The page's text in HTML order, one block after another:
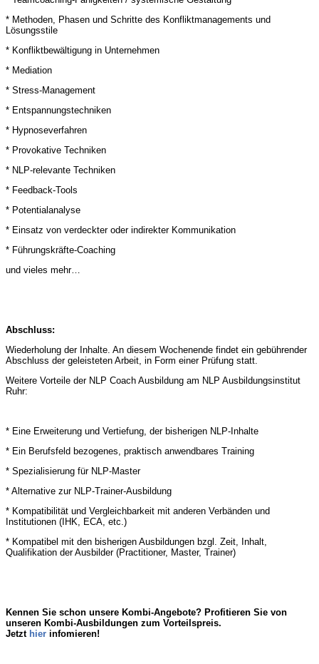
* Methoden, Phasen und Schritte des Konfliktmanagements und
Lösungsstile
* Konfliktbewältigung in Unternehmen
* Mediation
* Stress-Management
* Entspannungstechniken
* Hypnoseverfahren
* Provokative Techniken
* NLP-relevante Techniken
* Feedback-Tools
* Potentialanalyse
* Einsatz von verdeckter oder indirekter Kommunikation
* Führungskräfte-Coaching
und vieles mehr…
Abschluss:
Wiederholung der Inhalte. An diesem Wochenende findet ein gebührender
Abschluss der geleisteten Arbeit, in Form einer Prüfung statt.
Weitere Vorteile der NLP Coach Ausbildung am NLP Ausbildungsinstitut
Ruhr:
* Eine Erweiterung und Vertiefung, der bisherigen NLP-Inhalte
* Ein Berufsfeld bezogenes, praktisch anwendbares Training
* Spezialisierung für NLP-Master
* Alternative zur NLP-Trainer-Ausbildung
* Kompatibilität und Vergleichbarkeit mit anderen Verbänden und
Institutionen (IHK, ECA, etc.)
* Kompatibel mit den bisherigen Ausbildungen bzgl. Zeit, Inhalt,
Qualifikation der Ausbilder (Practitioner, Master, Trainer)
Kennen Sie schon unsere Kombi-Angebote? Profitieren Sie von
unseren Kombi-Ausbildungen zum Vorteilspreis.
Jetzt hier infomieren!